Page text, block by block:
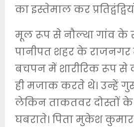
का इस्तेमाल कर
मूल रूप से नौल्था गांव के
पानीपत शहर के राजनगर
बचपन में शारीरिक रूप से
ही मजाक करते थे। उन्हें
लेकिन ताकतवर दोस्तों
घबराते। पिता मुकेश